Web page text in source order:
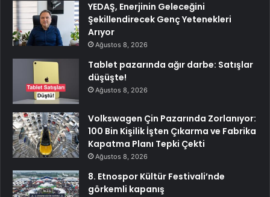
YEDAŞ, Enerjinin Geleceğini
Şekillendirecek Genç Yetenekleri
Arıyor
Ağustos 8, 2026
Tablet pazarında ağır darbe: Satışlar
düşüşte!
Ağustos 8, 2026
Volkswagen Çin Pazarında Zorlanıyor:
100 Bin Kişilik İşten Çıkarma ve Fabrika
Kapatma Planı Tepki Çekti
Ağustos 8, 2026
8. Etnospor Kültür Festivali’nde
görkemli kapanış